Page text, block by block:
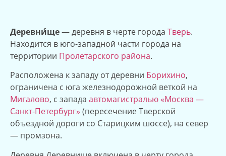
Деревни́ще— деревня в черте города Тверь.
Находится в юго-западной части города на
территории Пролетарского района.
Расположена к западу от деревни Борихино,
ограничена с юга железнодорожной веткой на
Мигалово, с запада автомагистралью «Москва —
Санкт-Петербург» (пересечение Тверской
объездной дороги со Старицким шоссе), на север
— промзона.